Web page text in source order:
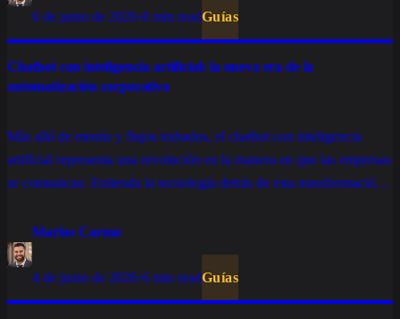
6 de junio de 2026·8 min readGuías
Chatbot con inteligencia artificial: la nueva era de la
automatización corporativa
Más allá de menús y flujos trabados, el chatbot con inteligencia
artificial representa una revolución en la manera en que las empresas
se comunican. Entienda la tecnología detrás de esta transformación y
Marlos Carmo
4 de junio de 2026·6 min readGuías